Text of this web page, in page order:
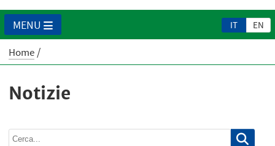
IT EN
MENU
Home
Notizie